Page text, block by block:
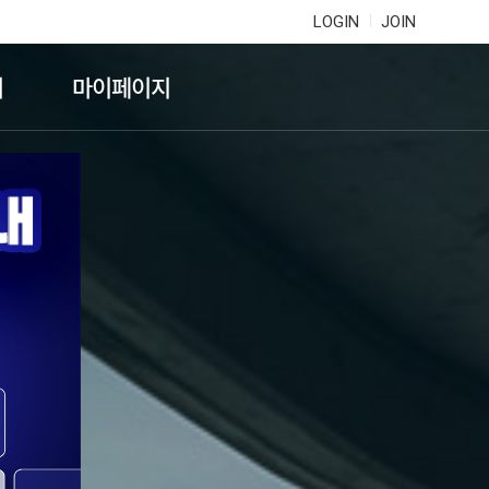
LOGIN JOIN
마이페이지